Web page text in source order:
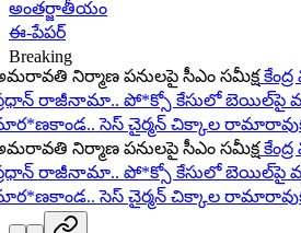
అంతర్జాతీయం
ఈ-పేపర్
Breaking
నిర్మాణ పనులపై సీఎం సమీక్ష కేంద్ర
రాజీనామా.. పో*క్సో కేసులో బెయిల్‌పై
సెస్ చైర్మన్ చిక్కాల రామారావుకు
నిర్మాణ పనులపై సీఎం సమీక్ష కేంద్ర
రాజీనామా.. పో*క్సో కేసులో బెయిల్‌పై
సెస్ చైర్మన్ చిక్కాల రామారావుకు